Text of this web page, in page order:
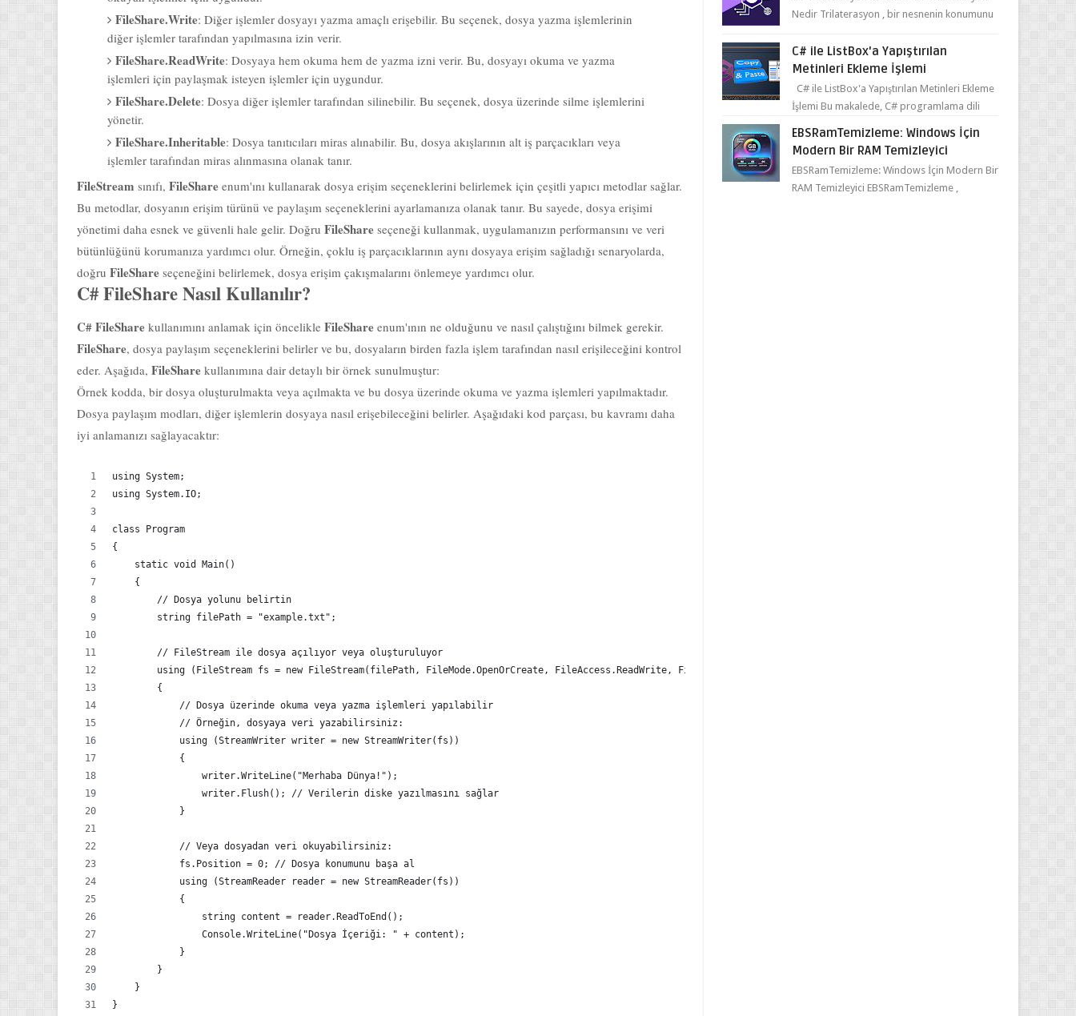
diğer işlemler tarafından yapılmasına izin verir.
FileShare.ReadWrite: Dosyaya hem okuma hem de yazma izni verir. Bu, dosyayı okuma ve yazma
işlemleri için paylaşmak isteyen işlemler için uygundur.
FileShare.Delete: Dosya diğer işlemler tarafından silinebilir. Bu seçenek, dosya üzerinde silme işlemlerini
yönetir.
FileShare.Inheritable
işlemler tarafından miras alınmasına olanak tanır.
FileStreamsınıfı,FileShareenum'ını kullanarak dosya erişim seçeneklerini belirlemek için çeşitli yapıcı metodlar sağlar.
Bu metodlar, dosyanın erişim türünü ve paylaşım seçeneklerini ayarlamanıza olanak tanır. Bu sayede, dosya erişimi
yönetimi daha esnek ve güvenli hale gelir. Doğru FileShareseçeneği kullanmak, uygulamanızın performansını ve veri
bütünlüğünü korumanıza yardımcı olur. Örneğin, çoklu iş parçacıklarının aynı dosyaya erişim sağladığı senaryolarda,
doğruFileShareseçeneğini belirlemek, dosya erişim çakışmalarını önlemeye yardımcı olur.
C# FileShare Nasıl Kullanılır?
C# FileSharekullanımını anlamak için öncelikle
FileShare, dosya paylaşım seçeneklerini belirler ve bu, dosyaların birden fazla işlem tarafından nasıl erişileceğini kontrol
eder. Aşağıda,FileSharekullanımına dair detaylı bir örnek sunulmuştur:
Örnek kodda, bir dosya oluşturulmakta veya açılmakta ve bu dosya üzerinde okuma ve yazma işlemleri yapılmaktadır.
Dosya paylaşım modları, diğer işlemlerin dosyaya nasıl erişebileceğini belirler. Aşağıdaki kod parçası, bu kavramı daha
iyi anlamanızı sağlayacaktır:
using System.IO;
    static void Main()
        // Dosya yolunu belirtin
        string filePath = "example.txt";
        using (FileStream fs = new FileStream(filePath, FileMode.OpenOrCreate, FileAccess.ReadWrite, FileShare.Read))
            // Dosya üzerinde okuma veya yazma işlemleri yapılabilir
            // Örneğin, dosyaya veri yazabilirsiniz:
            using (StreamWriter writer = new StreamWriter(fs))
                writer.WriteLine("Merhaba Dünya!");
                writer.Flush(); // Verilerin diske yazılmasını sağlar
            fs.Position = 0; // Dosya konumunu başa al
            using (StreamReader reader = new StreamReader(fs))
                string content = reader.ReadToEnd();
                Console.WriteLine("Dosya İçeriği: " + content);
Nedir Trilaterasyon , bir nesnenin konumunu
C# ile ListBox'a Yapıştırılan
Metinleri Ekleme İşlemi
C# ile ListBox'a Yapıştırılan Metinleri Ekleme
İşlemi Bu makalede, C# programlama dili
metin...
EBSRamTemizleme: Windows İçin
Modern Bir RAM Temizleyici
EBSRamTemizleme: Windows İçin Modern Bir
RAM Temizleyici EBSRamTemizleme ,